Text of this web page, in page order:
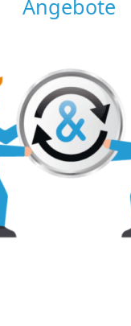
Angebote